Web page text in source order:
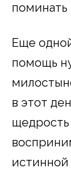
Еще
помощь
в этот
истинной